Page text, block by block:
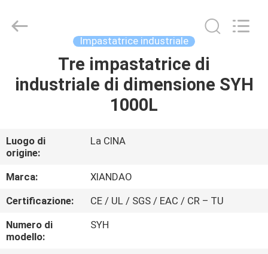
CIRCA
NOI
GIRO
DELLA
FABBRICA
Drying
Technology
Impastatrice industriale
Tre impastatrice di
industriale di dimensione SYH
1000L
Luogo di
origine:
La CINA
Marca:
XIANDAO
Certificazione:
CE / UL / SGS / EAC / CR – TU
Numero di
modello:
SYH